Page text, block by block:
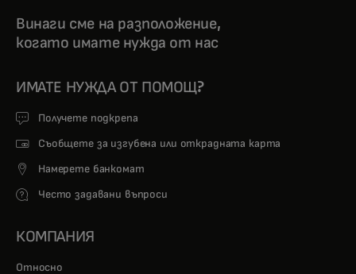
Винаги сме на разположение,
когато имате нужда от нас
ИМАТЕ НУЖДА ОТ ПОМОЩ?
Получете подкрепа
Съобщете за изгубена или открадната карта
Намерете банкомат
Често задавани въпроси
КОМПАНИЯ
Относно